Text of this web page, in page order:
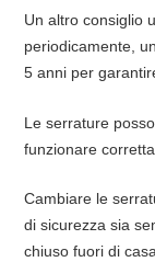
Un altro consiglio
periodicamente,
5 anni per
Le serrature
funzionare
Cambiare le
di sicurezza sia
chiuso fuori di